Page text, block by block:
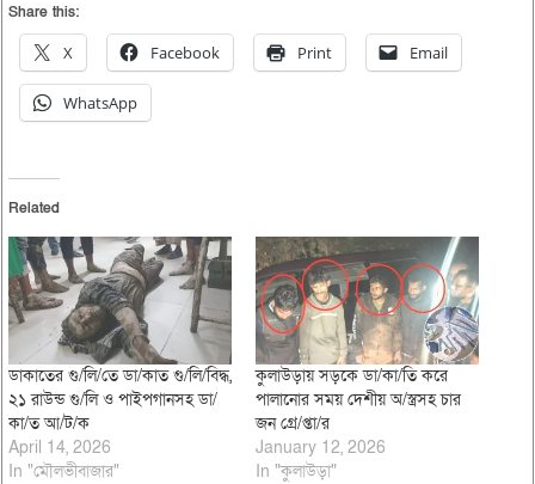
Share this:
X Facebook Print Email
WhatsApp
Related
ডাকাতের গু/লি/তে ডা/কাত গু/লি/বিদ্ধ,
২১ রাউন্ড গু/লি ও পাইপগানসহ ডা/
কা/ত আ/ট/ক
April 14, 2026
In "মৌলভীবাজার"
কুলাউড়ায় সড়কে ডা/কা/তি করে
পালানোর সময় দেশীয় অ/স্ত্রসহ চার
জন গ্রে/প্তা/র
January 12, 2026
In "কুলাউড়া"